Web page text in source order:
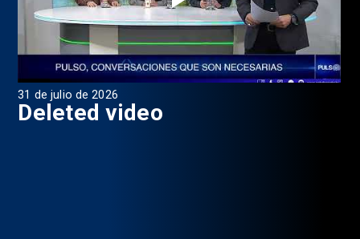
29 de julio de 2026
Programa Pulso, Capitulo 196